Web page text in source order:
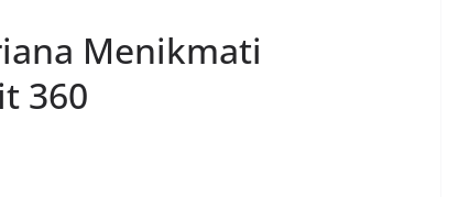
Menikmati
360